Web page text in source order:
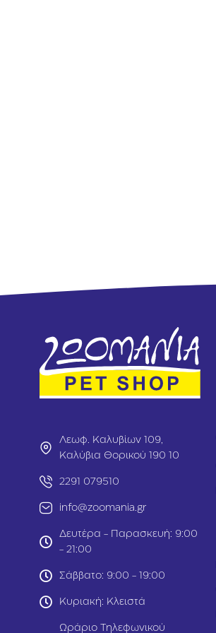
Λεωφ. Καλυβίων 109,
Καλύβια Θορικού 190 10
2291 079510
info@zoomania.gr
Δευτέρα - Παρασκευή: 9:00
- 21:00
Σάββατο: 9:00 - 19:00
Κυριακή: Κλειστά
Ωράριο Τηλεφωνικού